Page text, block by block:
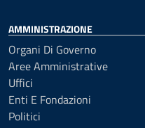
AMMINISTRAZIONE
Organi Di Governo
Aree Amministrative
Uffici
Enti E Fondazioni
Politici